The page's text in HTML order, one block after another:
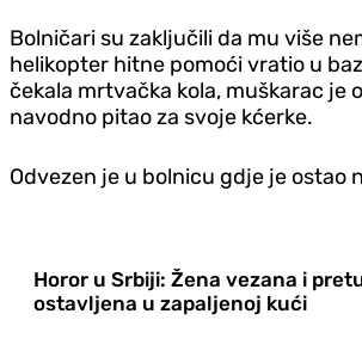
Bolničari su zaključili da mu više
helikopter hitne pomoći vratio u
čekala mrtvačka kola, muškarac je
navodno pitao za svoje kćerke.
Odvezen je u bolnicu gd‌je je ostao
Horor u Srbiji: Žena vezana i
ostavljena u zapaljenoj kući